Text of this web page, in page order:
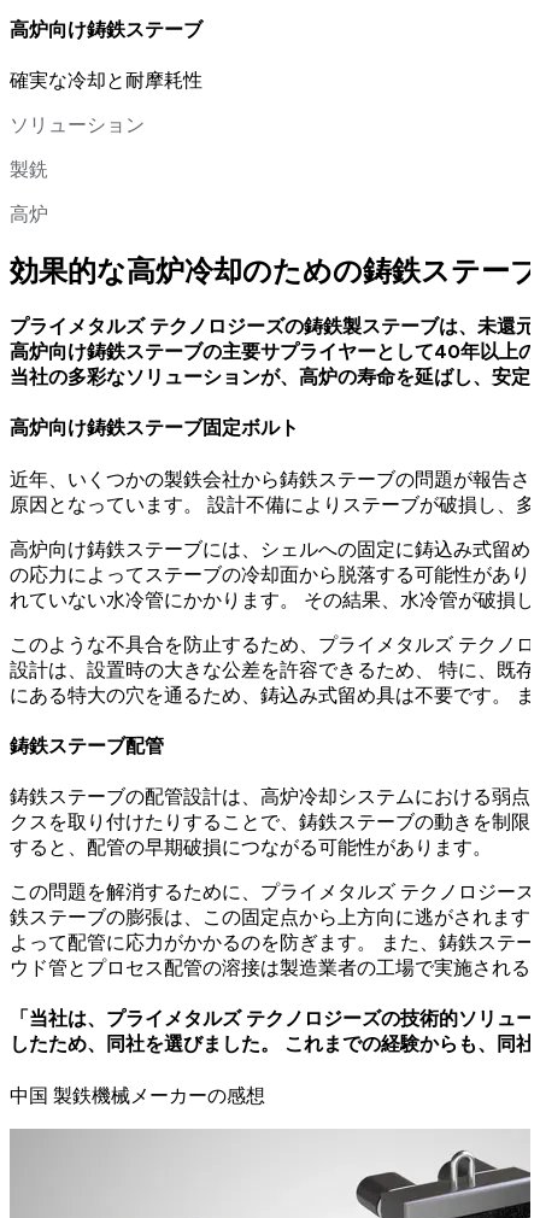
高炉向け鋳鉄ステーブ
確実な冷却と耐摩耗性
ソリューション
製銑
高炉
効果的な高炉冷却のための鋳鉄ステーブ
プライメタルズ テクノロジーズの鋳鉄製ステーブは、未還
高炉向け鋳鉄ステーブの主要サプライヤーとして40年以上
当社の多彩なソリューションが、高炉の寿命を延ばし、安定
高炉向け鋳鉄ステーブ固定ボルト
近年、いくつかの製鉄会社から鋳鉄ステーブの問題が報告
原因となっています。 設計不備によりステーブが破損し、
高炉向け鋳鉄ステーブには、シェルへの固定に鋳込み式留
の応力によってステーブの冷却面から脱落する可能性があ
れていない水冷管にかかります。 その結果、水冷管が破損
このような不具合を防止するため、プライメタルズ テクノ
設計は、設置時の大きな公差を許容できるため、 特に、既
にある特大の穴を通るため、鋳込み式留め具は不要です。
鋳鉄ステーブ配管
鋳鉄ステーブの配管設計は、高炉冷却システムにおける弱
クスを取り付けたりすることで、鋳鉄ステーブの動きを制
すると、配管の早期破損につながる可能性があります。
この問題を解消するために、プライメタルズ テクノロジー
鉄ステーブの膨張は、この固定点から上方向に逃がされま
よって配管に応力がかかるのを防ぎます。 また、鋳鉄ステ
ウド管とプロセス配管の溶接は製造業者の工場で実施され
「当社は、プライメタルズ テクノロジーズの技術的ソリュ
したため、同社を選びました。 これまでの経験からも、同
中国 製鉄機械メーカーの感想